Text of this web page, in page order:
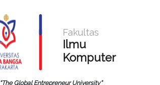
Fakultas
Ilmu
Komputer
“The Global Entrepreneur University”